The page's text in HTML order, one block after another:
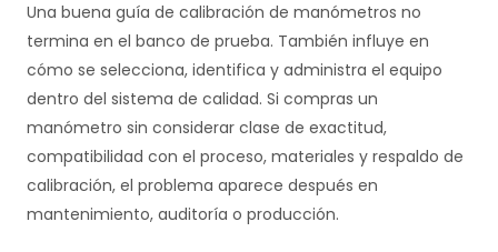
Una buena guía de calibración de manómetros no
termina en el banco de prueba. También influye en
cómo se selecciona, identifica y administra el equipo
dentro del sistema de calidad. Si compras un
manómetro sin considerar clase de exactitud,
compatibilidad con el proceso, materiales y respaldo de
calibración, el problema aparece después en
mantenimiento, auditoría o producción.